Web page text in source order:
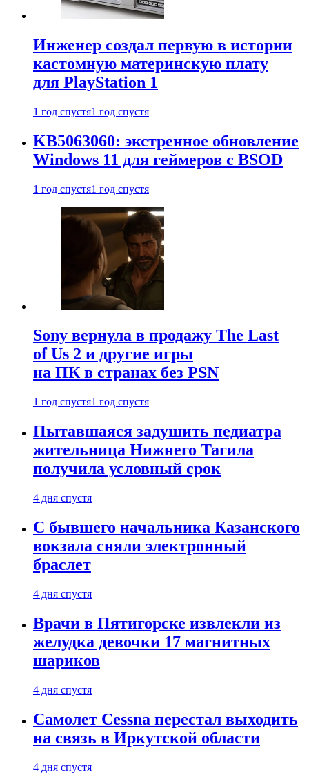
Инженер создал первую в истории
кастомную материнскую плату
для PlayStation 1
1 год спустя1 год спустя
KB5063060: экстренное обновление
Windows 11 для геймеров с BSOD
1 год спустя1 год спустя
Sony вернула в продажу The Last
of Us 2 и другие игры
на ПК в странах без PSN
1 год спустя1 год спустя
Пытавшаяся задушить педиатра
жительница Нижнего Тагила
получила условный срок
4 дня спустя
С бывшего начальника Казанского
вокзала сняли электронный
браслет
4 дня спустя
Врачи в Пятигорске извлекли из
желудка девочки 17 магнитных
шариков
4 дня спустя
Самолет Cessna перестал выходить
на связь в Иркутской области
4 дня спустя